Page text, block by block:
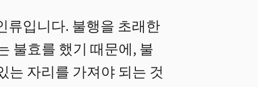
류입니다. 불행을 초래한
불효를 했기 때문에, 불
는 자리를 가져야 되는 것